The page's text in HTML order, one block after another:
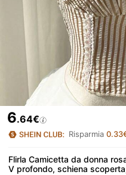
6.64€
Risparmia
Flirla Camicetta da donna
V profondo, schiena